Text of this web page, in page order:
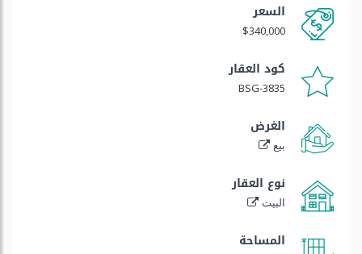
السعر
$340,000
كود العقار
BSG-3835
الغرض
بيع
نوع العقار
البيت
المساحة